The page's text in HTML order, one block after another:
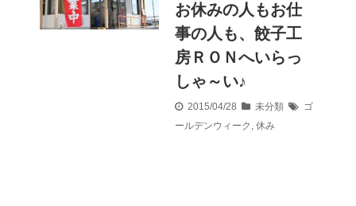
お休みの人もお仕
事の人も、餃子工
房ＲＯＮへいらっ
しゃ～い♪
2015/04/28 未分類
ゴ
ールデンウィーク 休み